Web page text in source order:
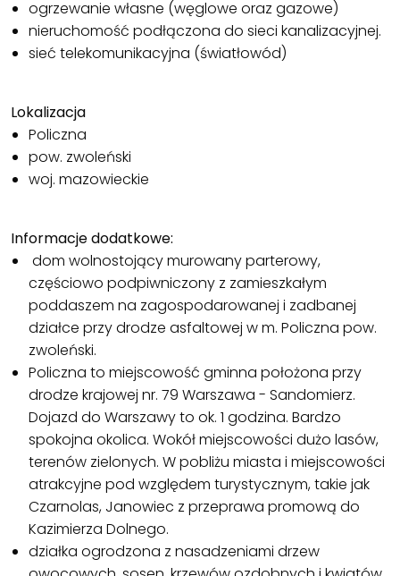
ogrzewanie własne (węglowe oraz gazowe)
nieruchomość podłączona do sieci kanalizacyjnej.
sieć telekomunikacyjna (światłowód)
Lokalizacja
Policzna
pow. zwoleński
woj. mazowieckie
Informacje dodatkowe:
dom wolnostojący murowany parterowy,
częściowo podpiwniczony z zamieszkałym
poddaszem na zagospodarowanej i zadbanej
działce przy drodze asfaltowej w m. Policzna pow.
zwoleński.
Policzna to miejscowość gminna położona przy
drodze krajowej nr. 79 Warszawa - Sandomierz.
Dojazd do Warszawy to ok. 1 godzina. Bardzo
spokojna okolica. Wokół miejscowości dużo lasów,
terenów zielonych. W pobliżu miasta i miejscowości
atrakcyjne pod względem turystycznym, takie jak
Czarnolas, Janowiec z przeprawa promową do
Kazimierza Dolnego.
działka ogrodzona z nasadzeniami drzew